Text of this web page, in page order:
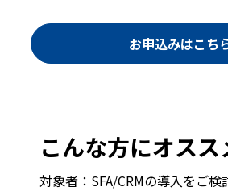
お申込みはこち
こんな方にオスス
対象者：SFA/CRMの導入をご